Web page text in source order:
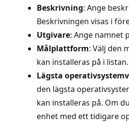
Beskrivning: Ange
Beskrivningen visas i
Utgivare: Ange namnet
Målplattform: Välj den
kan installeras på i listan.
Lägsta
den lägsta
kan installeras på. Om
enhet med ett tidigare